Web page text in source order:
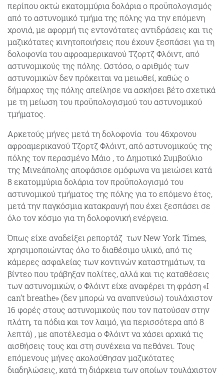
περίπου οκτώ εκατομμύρια δολάρια ο προϋπολογισμός
από το αστυνομικό τμήμα της πόλης για την επόμενη
χρονιά, με αφορμή τις εντονότατες αντιδράσεις και τις
μαζικότατες κινητοποιήσεις που έχουν ξεσπάσει για τη
δολοφονία του αφροαμερικανού Τζορτζ Φλόιντ, από
αστυνομικούς της πόλης. Ωστόσο, ο αριθμός των
αστυνομικών δεν πρόκειται να μειωθεί, καθώς ο
δήμαρχος της πόλης απείλησε να ασκήσει βέτο σχετικά
με τη μείωση του προϋπολογισμού του αστυνομικού
τμήματος.
Αρκετούς μήνες μετά τη δολοφονία του 46χρονου
αφροαμερικανού Τζορτζ Φλόιντ, από αστυνομικούς της
πόλης τον περασμένο Μάιο , το Δημοτικό Συμβούλιο
της Μινεάπολης αποφάσισε ομόφωνα να μειώσει κατά
8 εκατομμύρια δολάρια τον προϋπολογισμό του
αστυνομικού τμήματος της πόλης για το επόμενο έτος,
μετά την παγκόσμια κατακραυγή που έχει ξεσπάσει σε
όλο τον κόσμο για τη δολοφονική ενέργεια.
Όπως είχε αναδείξει ρεπορτάζ των New York Times,
χρησιμοποιώντας όλο το διαθέσιμο υλικό, από τις
κάμερες ασφαλείας των κοντινών καταστημάτων, τα
βίντεο που τράβηξαν πολίτες, αλλά και τις καταθέσεις
των αστυνομικών, ο Φλόιντ είχε αναφέρει τη φράση «I
can’t breathe» (δεν μπορώ να αναπνεύσω) τουλάχιστον
16 φορές στους αστυνομικούς που τον πατούσαν στην
πλάτη, τα πόδια και τον λαιμό, για περισσότερα από 8
λεπτά) , με αποτέλεσμα ο Φλόιντ να χάσει αρχικά τις
αισθήσεις τους και στη συνέχεια να πεθάνει. Τους
επόμενους μήνες ακολούθησαν μαζικότατες
διαδηλώσεις, κατά τη διάρκεια των οποίων τουλάχιστον